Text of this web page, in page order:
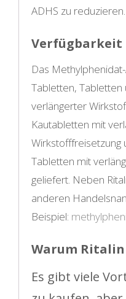
ADHS zu reduzieren.
Verfügbarkeit
Das
Tabletten, Tabletten
verlängerter
Kautabletten mit
Wirkstofffreisetzung
Tabletten mit
geliefert. Neben
anderen
Beispiel:
Warum
Es gibt viele